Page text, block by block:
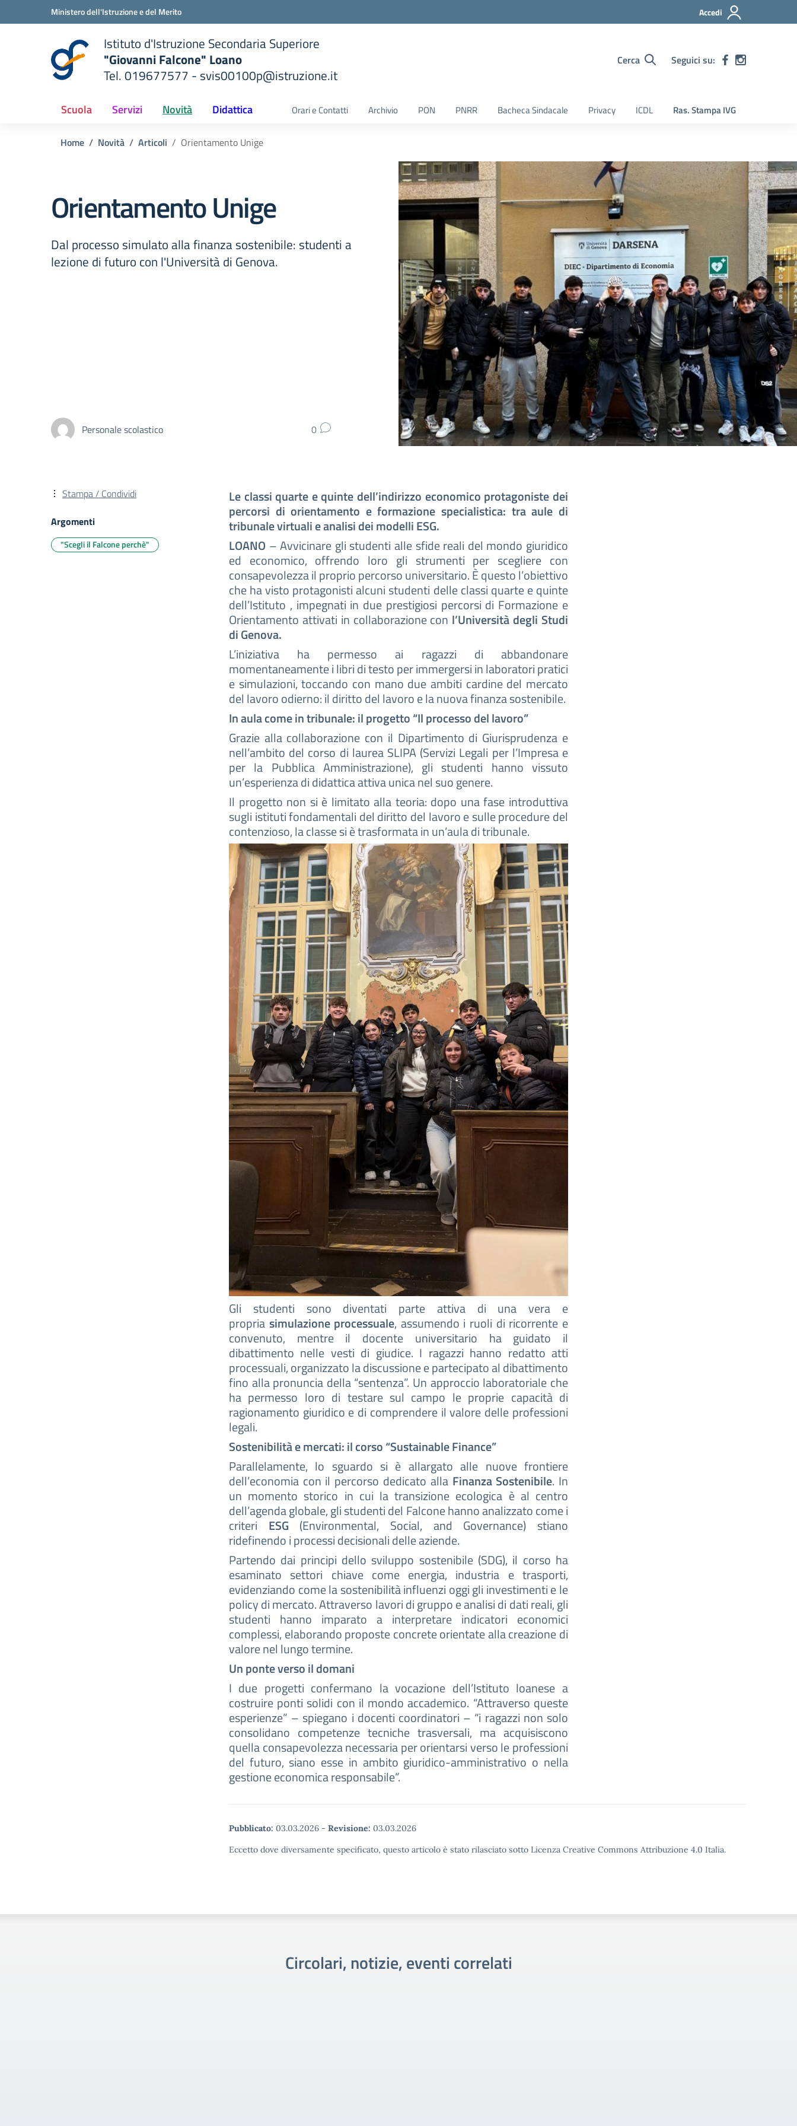
Vai ai contenuti
Vai al menu di navigazioneMinistero dell'Istruzione e del Merito Accedi
Istituto d'Istruzione Secondaria Superiore
"Giovanni Falcone" Loano
Tel. 019677577 - svis00100p@istruzione.it
Cerca Seguici su:
Scuola Servizi Novità Didattica Orari e Contatti Archivio PON PNRR Bacheca Sindacale Privacy ICDL Ras. Stampa IVG
Home Novità Articoli Orientamento Unige
Orientamento Unige
Dal processo simulato alla finanza sostenibile: studenti a
lezione di futuro con l'Università di Genova.
Personale scolastico 0
Le classi quarte e quinte dell’indirizzo economico protagoniste dei
percorsi di orientamento e formazione specialistica: tra aule di
tribunale virtuali e analisi dei modelli ESG.
LOANO – Avvicinare gli studenti alle sfide reali del mondo giuridico
ed economico, offrendo loro gli strumenti per scegliere con
consapevolezza il proprio percorso universitario. È questo l’obiettivo
che ha visto protagonisti alcuni studenti delle classi quarte e quinte
dell’Istituto , impegnati in due prestigiosi percorsi di Formazione e
Orientamento attivati in collaborazione con l’Università degli Studi
di Genova.
L’iniziativa ha permesso ai ragazzi di abbandonare
momentaneamente i libri di testo per immergersi in laboratori pratici
e simulazioni, toccando con mano due ambiti cardine del mercato
del lavoro odierno: il diritto del lavoro e la nuova finanza sostenibile.
In aula come in tribunale: il progetto “Il processo del lavoro”
Grazie alla collaborazione con il Dipartimento di Giurisprudenza e
nell’ambito del corso di laurea SLIPA (Servizi Legali per l’Impresa e
per la Pubblica Amministrazione), gli studenti hanno vissuto
un’esperienza di didattica attiva unica nel suo genere.
Il progetto non si è limitato alla teoria: dopo una fase introduttiva
sugli istituti fondamentali del diritto del lavoro e sulle procedure del
contenzioso, la classe si è trasformata in un’aula di tribunale.
Gli studenti sono diventati parte attiva di una vera e
propria simulazione processuale, assumendo i ruoli di ricorrente e
convenuto, mentre il docente universitario ha guidato il
dibattimento nelle vesti di giudice. I ragazzi hanno redatto atti
processuali, organizzato la discussione e partecipato al dibattimento
fino alla pronuncia della “sentenza”. Un approccio laboratoriale che
ha permesso loro di testare sul campo le proprie capacità di
ragionamento giuridico e di comprendere il valore delle professioni
legali.
Sostenibilità e mercati: il corso “Sustainable Finance”
Parallelamente, lo sguardo si è allargato alle nuove frontiere
dell’economia con il percorso dedicato alla Finanza Sostenibile. In
un momento storico in cui la transizione ecologica è al centro
dell’agenda globale, gli studenti del Falcone hanno analizzato come i
criteri ESG (Environmental, Social, and Governance) stiano
ridefinendo i processi decisionali delle aziende.
Partendo dai principi dello sviluppo sostenibile (SDG), il corso ha
esaminato settori chiave come energia, industria e trasporti,
evidenziando come la sostenibilità influenzi oggi gli investimenti e le
policy di mercato. Attraverso lavori di gruppo e analisi di dati reali, gli
studenti hanno imparato a interpretare indicatori economici
complessi, elaborando proposte concrete orientate alla creazione di
valore nel lungo termine.
Un ponte verso il domani
I due progetti confermano la vocazione dell’Istituto loanese a
costruire ponti solidi con il mondo accademico. “Attraverso queste
esperienze” – spiegano i docenti coordinatori – “i ragazzi non solo
consolidano competenze tecniche trasversali, ma acquisiscono
quella consapevolezza necessaria per orientarsi verso le professioni
del futuro, siano esse in ambito giuridico-amministrativo o nella
gestione economica responsabile”.
Pubblicato: 03.03.2026 - Revisione: 03.03.2026
Eccetto dove diversamente specificato, questo articolo è stato rilasciato sotto Licenza Creative Commons Attribuzione 4.0 Italia.
Stampa / Condividi
Argomenti
"Scegli il Falcone perchè"
Circolari, notizie, eventi correlati